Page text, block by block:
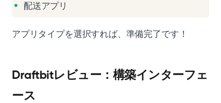
配送アプリ
アプリタイプを選択すれば、準備完了です！
Draftbitレビュー：構築インターフェ
ース